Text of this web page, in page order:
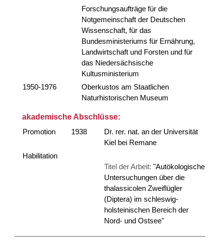
Forschungsaufträge für die
Notgemeinschaft der Deutschen
Wissenschaft, für das
Bundesministeriums für Ernährung,
Landwirtschaft und Forsten und für
das Niedersächsische
Kultusministerium
1950-1976
Oberkustos am Staatlichen
Naturhistorischen Museum
akademische Abschlüsse:
Promotion
1938
Dr. rer. nat. an der Universität
Kiel bei Remane
Habilitation
Titel der Arbeit: "Autökologische
Untersuchungen über die
thalassicolen Zweiflügler
(Diptera) im schleswig-
holsteinischen Bereich der
Nord- und Ostsee"